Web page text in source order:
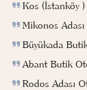
Kos (İstanköy
Mikonos
Büyükada
Abant Butik
Rodos Adası